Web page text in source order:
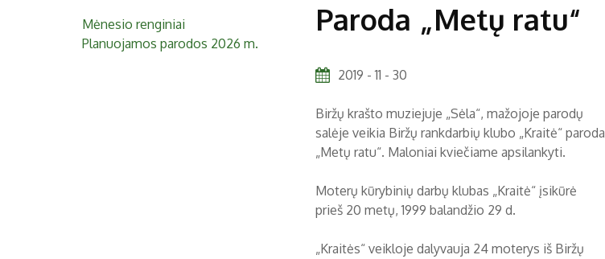
Mėnesio renginiai
Planuojamos parodos 2026 m.
Paroda „Metų ratu“
2019 - 11 - 30
Biržų krašto muziejuje „Sėla“, mažojoje parodų
salėje veikia Biržų rankdarbių klubo „Kraitė“ paroda
„Metų ratu“. Maloniai kviečiame apsilankyti.
Moterų kūrybinių darbų klubas „Kraitė“ įsikūrė
prieš 20 metų, 1999 balandžio 29 d.
„Kraitės“ veikloje dalyvauja 24 moterys iš Biržų